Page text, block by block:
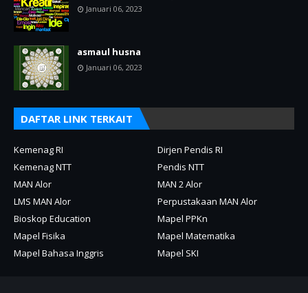
Januari 06, 2023
asmaul husna
Januari 06, 2023
DAFTAR LINK TERKAIT
Kemenag RI
Dirjen Pendis RI
Kemenag NTT
Pendis NTT
MAN Alor
MAN 2 Alor
LMS MAN Alor
Perpustakaan MAN Alor
Bioskop Education
Mapel PPKn
Mapel Fisika
Mapel Matematika
Mapel Bahasa Inggris
Mapel SKI